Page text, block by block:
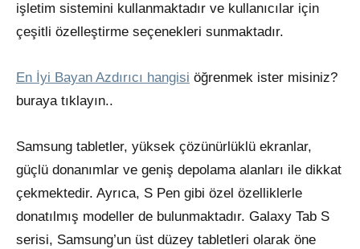
işletim sistemini kullanmaktadır ve kullanıcılar için
çeşitli özelleştirme seçenekleri sunmaktadır.
En İyi Bayan Azdırıcı hangisi öğrenmek ister misiniz?
buraya tıklayın..
Samsung tabletler, yüksek çözünürlüklü ekranlar,
güçlü donanımlar ve geniş depolama alanları ile dikkat
çekmektedir. Ayrıca, S Pen gibi özel özelliklerle
donatılmış modeller de bulunmaktadır. Galaxy Tab S
serisi, Samsung’un üst düzey tabletleri olarak öne